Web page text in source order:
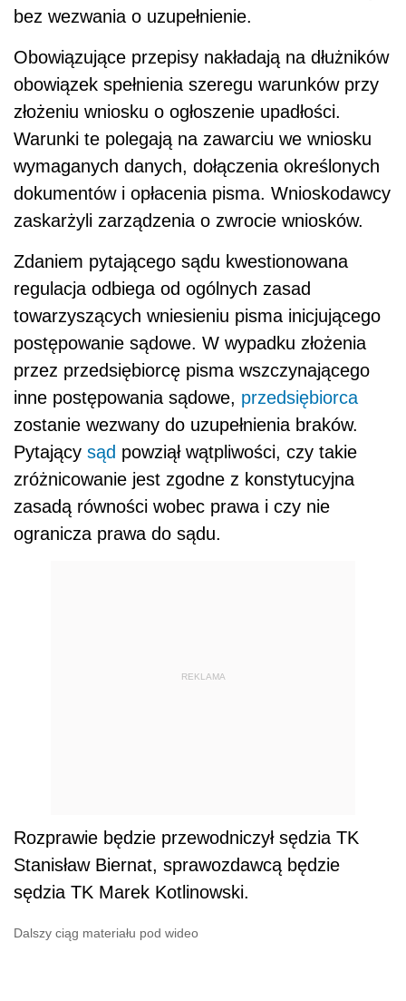
bez wezwania o uzupełnienie.
Obowiązujące przepisy nakładają na dłużników
obowiązek spełnienia szeregu warunków przy
złożeniu wniosku o ogłoszenie upadłości.
Warunki te polegają na zawarciu we wniosku
wymaganych danych, dołączenia określonych
dokumentów i opłacenia pisma. Wnioskodawcy
zaskarżyli zarządzenia o zwrocie wniosków.
Zdaniem pytającego sądu kwestionowana
regulacja odbiega od ogólnych zasad
towarzyszących wniesieniu pisma inicjującego
postępowanie sądowe. W wypadku złożenia
przez przedsiębiorcę pisma wszczynającego
inne postępowania sądowe, przedsiębiorca
zostanie wezwany do uzupełnienia braków.
Pytający sąd powziął wątpliwości, czy takie
zróżnicowanie jest zgodne z konstytucyjna
zasadą równości wobec prawa i czy nie
ogranicza prawa do sądu.
REKLAMA
Rozprawie będzie przewodniczył sędzia TK
Stanisław Biernat, sprawozdawcą będzie
sędzia TK Marek Kotlinowski.
Dalszy ciąg materiału pod wideo